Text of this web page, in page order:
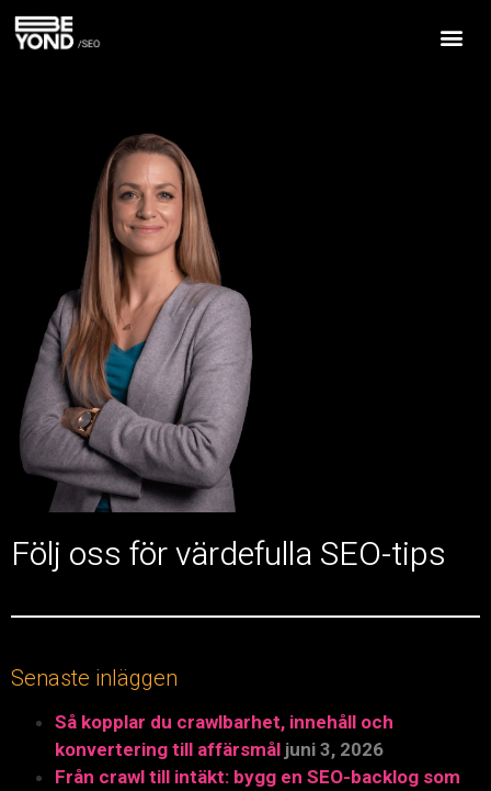
Följ oss för värdefulla SEO-tips
Senaste inläggen
Så kopplar du crawlbarhet, innehåll och
konvertering till affärsmål juni 3, 2026
Från crawl till intäkt: bygg en SEO-backlog som